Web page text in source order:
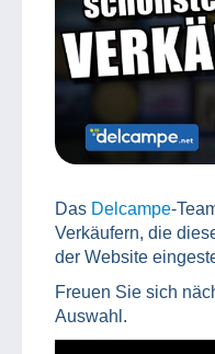
Das Delcampe-
Verkäufern, die
der Website
Freuen Sie sich
Auswahl.